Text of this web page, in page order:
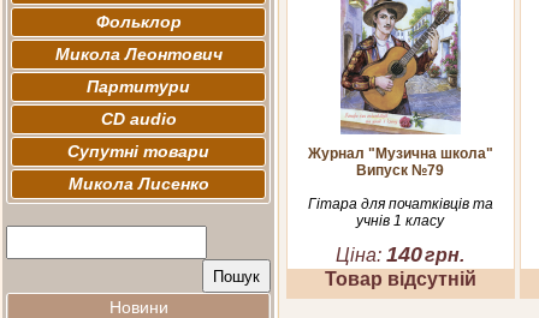
Фольклор
Микола Леонтович
Партитури
CD audio
Супутні товари
Микола Лисенко
Новини
Журнал "Музична школа"
Випуск №79
Гітара для початківців та
учнів 1 класу
Ціна: 140грн.
Товар відсутній